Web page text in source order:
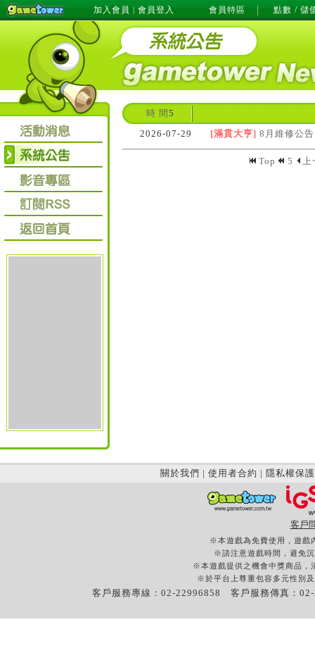
加入會員 | 會員登入 會員特區 點數 / 儲
時 間 5
2026-07-29
[滿貫大亨] 8月維修公告
Top 5 上
關於我們 | 使用者合約 | 隱私權保護
客戶
※本遊戲為免費使用，遊戲
※請注意遊戲時間，避免
※本遊戲提供之機會中獎商品，
※於平台上尊重包容多元性別
客戶服務專線：02-22996858 客戶服務傳真：